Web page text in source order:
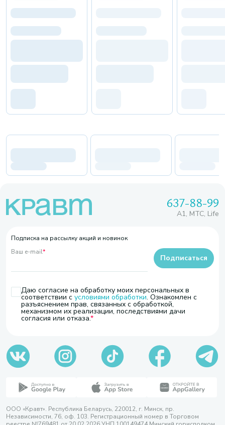
637-88-99
A1, МТС, Life
Подписка на рассылку акций и новинок
Ваш e-mail*
Даю согласие на обработку моих персональных в
соответствии с условиями обработки. Ознакомлен с
разъяснением прав, связанных с обработкой,
механизмом их реализации, последствиями дачи
согласия или отказа.
Подписаться
ООО «Кравт». Республика Беларусь, 220012, г. Минск, пр.
Независимости, 76, оф. 103. Регистрационный номер в Торговом